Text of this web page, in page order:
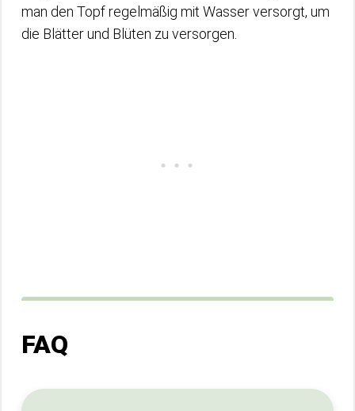
man den Topf regelmäßig mit Wasser versorgt, um
die Blätter und Blüten zu versorgen.
FAQ